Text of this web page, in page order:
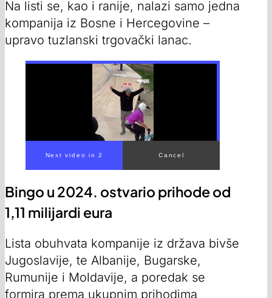
Na listi se, kao i ranije, nalazi samo jedna
kompanija iz Bosne i Hercegovine –
upravo tuzlanski trgovački lanac.
Bingo u 2024. ostvario prihode od
1,11 milijardi eura
Lista obuhvata kompanije iz država bivše
Jugoslavije, te Albanije, Bugarske,
Rumunije i Moldavije, a poredak se
formira prema ukupnim prihodima